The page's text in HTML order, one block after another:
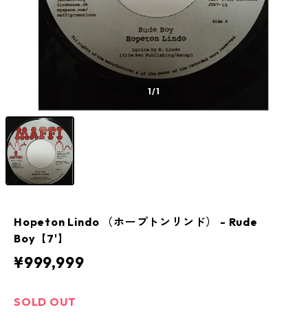
1/1
Hopeton Lindo （ホープトンリンド） - Rude
Boy【7'】
¥999,999
SOLD OUT